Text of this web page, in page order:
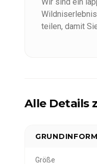
teilen, damit
Alle Details
Größe